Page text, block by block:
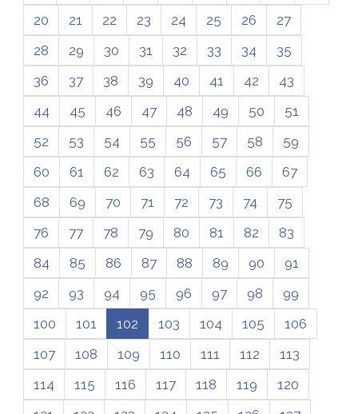
20
21 22 23 24 25 26
27
28
29 30 31 32 33 34
35
36
37 38 39 40 41 42
43
44
45 46 47 48 49 50
51
52
53 54 55 56 57 58
59
60
61 62 63 64 65 66
67
68
69 70 71 72 73 74
75
76
77 78 79 80 81 82
83
84
85 86 87 88 89 90
91
92
93 94 95 96 97 98
99
100
101 102 103 104 105
106
107
108 109 110 111 112
113
114
115 116 117 118 119
120